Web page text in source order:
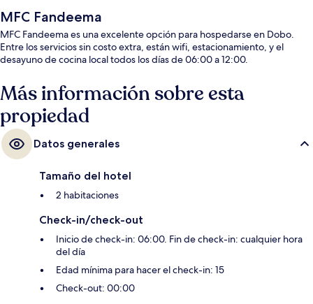
MFC Fandeema
MFC Fandeema es una excelente opción para hospedarse en Dobo.
Entre los servicios sin costo extra, están wifi, estacionamiento, y el
desayuno de cocina local todos los días de 06:00 a 12:00.
Más información sobre esta
propiedad
Datos generales
Tamaño del hotel
2 habitaciones
Check-in/check-out
Inicio de check-in: 06:00. Fin de check-in: cualquier hora
del día
Edad mínima para hacer el check-in: 15
Check-out: 00:00